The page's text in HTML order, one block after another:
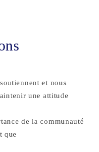
et nous
une attitude
de la communauté
que